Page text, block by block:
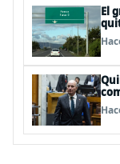
El
vial